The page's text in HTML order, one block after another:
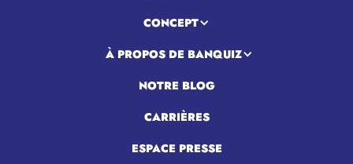
CONCEPT
À PROPOS DE BANQUIZ
NOTRE BLOG
CARRIÈRES
ESPACE PRESSE